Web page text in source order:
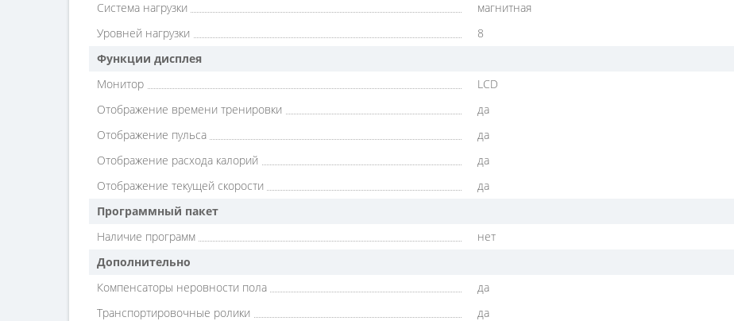
Система нагрузки
магнитная
Уровней нагрузки
8
Функции дисплея
Монитор
LСD
Отображение времени тренировки
да
Отображение пульса
да
Отображение расхода калорий
да
Отображение текущей скорости
да
Программный пакет
Наличие программ
нет
Дополнительно
Компенсаторы неровности пола
да
Транспортировочные ролики
да